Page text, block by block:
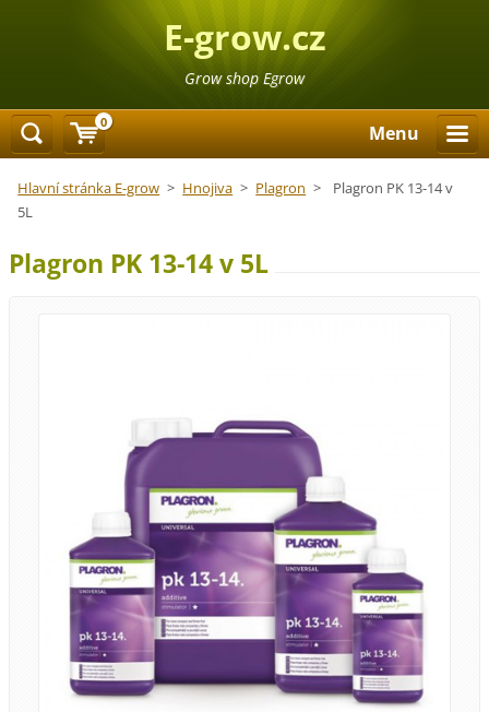
E-grow.cz
Grow shop Egrow
Menu
Hlavní stránka E-grow > Hnojiva > Plagron >
Plagron PK 13-14 v
5L
Plagron PK 13-14 v 5L
0